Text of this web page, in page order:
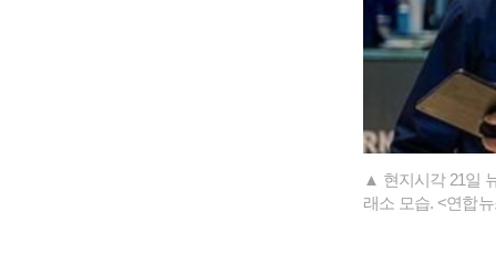
▲ 현지시각 21일
래소 모습. <연합